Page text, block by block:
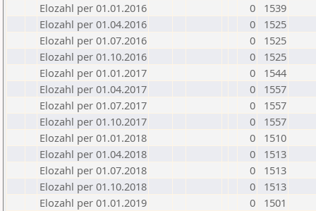
Elozahl per 01.01.2016
0
1539
Elozahl per 01.04.2016
0
1525
Elozahl per 01.07.2016
0
1525
Elozahl per 01.10.2016
0
1525
Elozahl per 01.01.2017
0
1544
Elozahl per 01.04.2017
0
1557
Elozahl per 01.07.2017
0
1557
Elozahl per 01.10.2017
0
1557
Elozahl per 01.01.2018
0
1510
Elozahl per 01.04.2018
0
1513
Elozahl per 01.07.2018
0
1513
Elozahl per 01.10.2018
0
1513
Elozahl per 01.01.2019
0
1501